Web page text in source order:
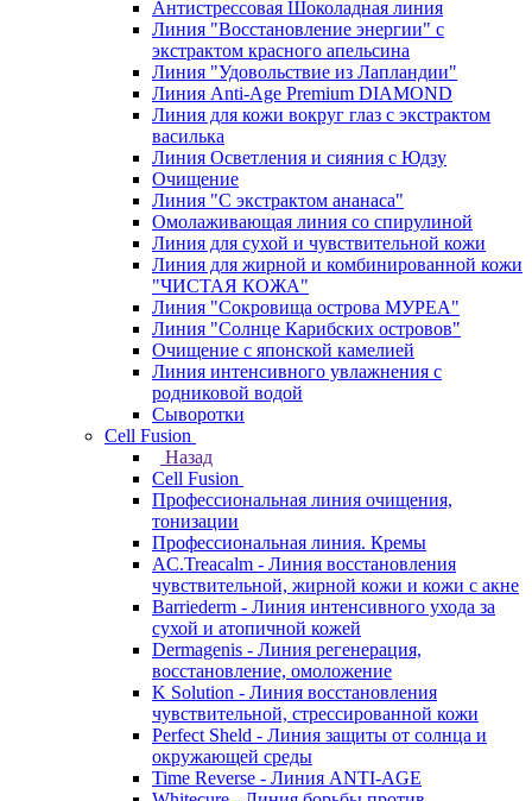
Антистрессовая Шоколадная линия
Линия "Восстановление энергии" с
экстрактом красного апельсина
Линия "Удовольствие из Лапландии"
Линия Anti-Age Premium DIAMOND
Линия для кожи вокруг глаз с экстрактом
василька
Линия Осветления и сияния с Юдзу
Очищение
Линия "С экстрактом ананаса"
Омолаживающая линия со спирулиной
Линия для сухой и чувствительной кожи
Линия для жирной и комбинированной кожи
"ЧИСТАЯ КОЖА"
Линия "Сокровища острова МУРЕА"
Линия "Солнце Карибских островов"
Очищение с японской камелией
Линия интенсивного увлажнения с
родниковой водой
Сыворотки
Cell Fusion
Назад
Cell Fusion
Профессиональная линия очищения,
тонизации
Профессиональная линия. Кремы
AC.Treacalm - Линия восстановления
чувствительной, жирной кожи и кожи с акне
Barriederm - Линия интенсивного ухода за
сухой и атопичной кожей
Dermagenis - Линия регенерация,
восстановление, омоложение
K Solution - Линия восстановления
чувствительной, стрессированной кожи
Perfect Sheld - Линия защиты от солнца и
окружающей среды
Time Reverse - Линия ANTI-AGE